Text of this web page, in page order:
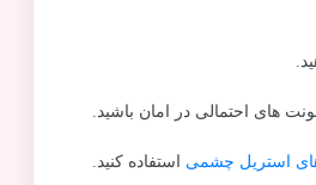
های احتمالی در امان باشید.
استریل چشمی استفاده کنید.